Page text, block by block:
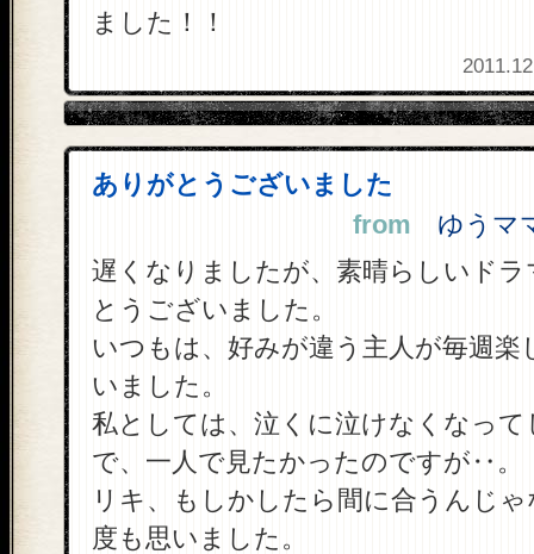
ました！！
ありがとうございました
from ゆうマ
遅くなりましたが、素晴らしいド
とうございました。
いつもは、好みが違う主人が毎週楽
いました。
私としては、泣くに泣けなくなって
で、一人で見たかったのですが‥。
リキ、もしかしたら間に合うんじ
度も思いました。